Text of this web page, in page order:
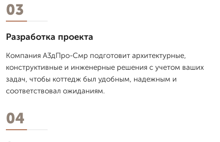
03
Разработка проекта
Компания А3дПро-Смр подготовит архитектурные,
конструктивные и инженерные решения с учетом ваших
задач, чтобы коттедж был удобным, надежным и
соответствовал ожиданиям.
04